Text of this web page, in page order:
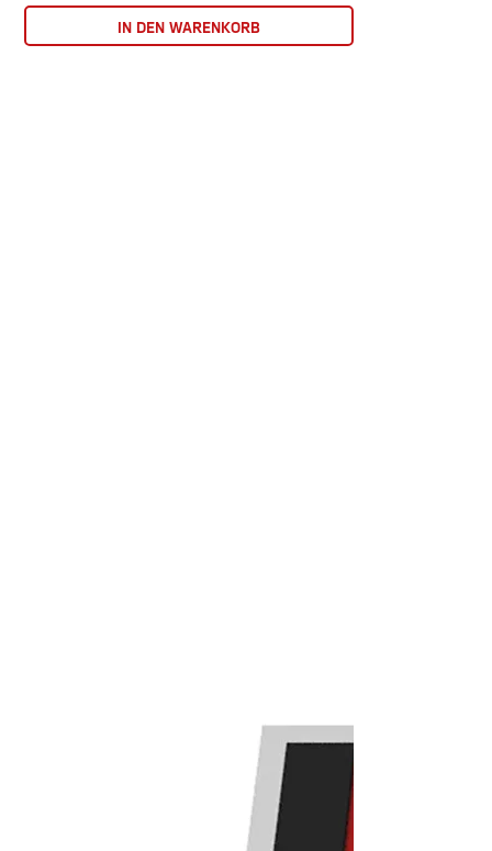
IN DEN WARENKORB